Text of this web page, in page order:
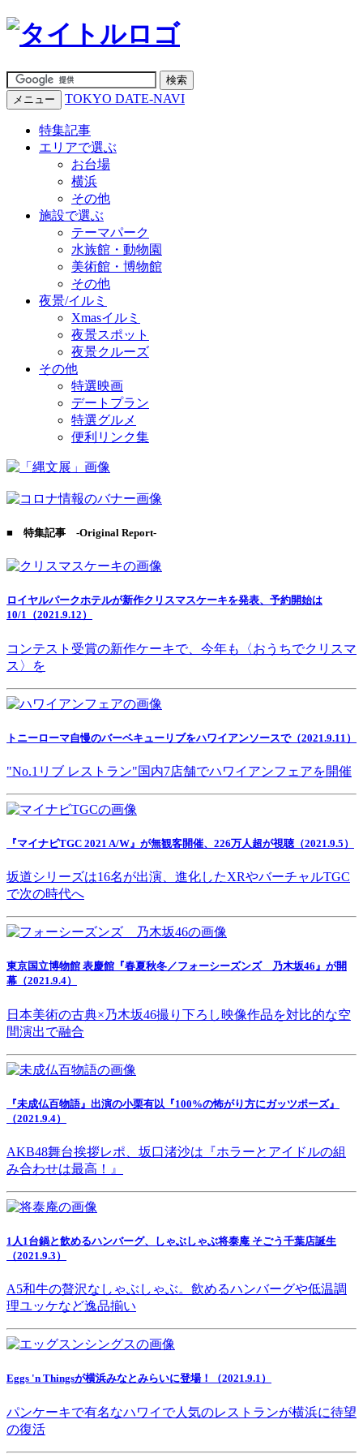
メニュー TOKYO DATE-NAVI
特集記事
エリアで選ぶ
お台場
横浜
その他
施設で選ぶ
テーマパーク
水族館・動物園
美術館・博物館
その他
夜景/イルミ
Xmasイルミ
夜景スポット
夜景クルーズ
その他
特選映画
デートプラン
特選グルメ
便利リンク集
■ 特集記事 -Original Report-
ロイヤルパークホテルが新作クリスマスケーキを発表、予約開始は
10/1（2021.9.12）
コンテスト受賞の新作ケーキで、今年も〈おうちでクリスマ
ス〉を
トニーローマ自慢のバーベキューリブをハワイアンソースで（2021.9.11）
"No.1リブ レストラン"国内7店舗でハワイアンフェアを開催
『マイナビTGC 2021 A/W』が無観客開催、226万人超が視聴（2021.9.5）
坂道シリーズは16名が出演、進化したXRやバーチャルTGC
で次の時代へ
東京国立博物館 表慶館『春夏秋冬／フォーシーズンズ 乃木坂46』が開
幕（2021.9.4）
日本美術の古典×乃木坂46撮り下ろし映像作品を対比的な空
間演出で融合
『未成仏百物語』出演の小栗有以『100%の怖がり方にガッツポーズ』
（2021.9.4）
AKB48舞台挨拶レポ、坂口渚沙は『ホラーとアイドルの組
み合わせは最高！』
1人1台鍋と飲めるハンバーグ、しゃぶしゃぶ将泰庵 そごう千葉店誕生
（2021.9.3）
A5和牛の贅沢なしゃぶしゃぶ。飲めるハンバーグや低温調
理ユッケなど逸品揃い
Eggs 'n Thingsが横浜みなとみらいに登場！（2021.9.1）
パンケーキで有名なハワイで人気のレストランが横浜に待望
の復活